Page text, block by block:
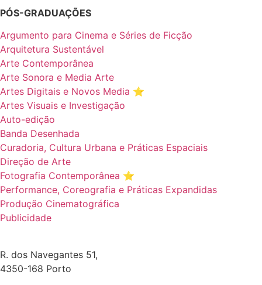
PÓS-GRADUAÇÕES
Argumento para Cinema e Séries de Ficção
Arquitetura Sustentável
Arte Contemporânea
Arte Sonora e Media Arte
Artes Digitais e Novos Media ⭐️
Artes Visuais e Investigação
Auto-edição
Banda Desenhada
Curadoria, Cultura Urbana e Práticas Espaciais
Direção de Arte
Fotografia Contemporânea ⭐️
Performance, Coreografia e Práticas Expandidas
Produção Cinematográfica
Publicidade
R. dos Navegantes 51,
4350-168 Porto